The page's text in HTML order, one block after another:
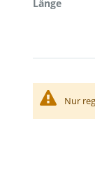
Länge
Nur